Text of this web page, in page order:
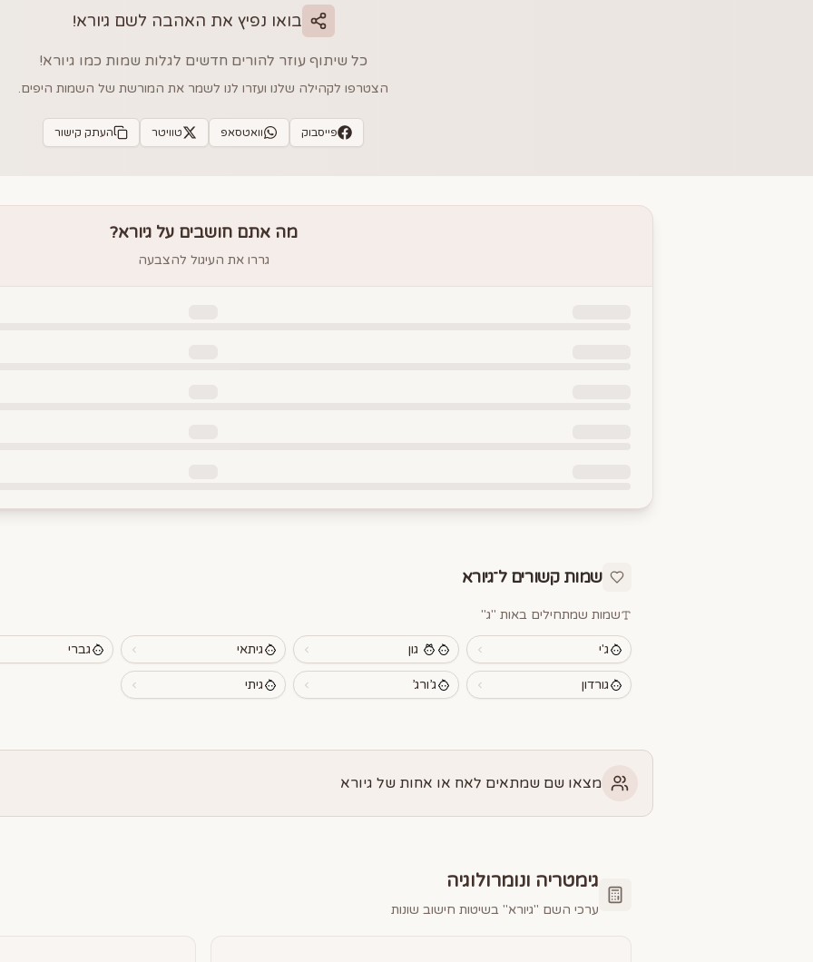
בואו נפיץ את האהבה לשם גיורא!
כל שיתוף עוזר להורים חדשים לגלות שמות כמו גיורא!
הצטרפו לקהילה שלנו ועזרו לנו לשמר את המורשת של השמות היפים.
פייסבוק וואטסאפ טוויטר העתק קישור
מה אתם חושבים עלגיורא?
גררו את העיגול להצבעה
שמות קשורים ל־גיורא
שמות שמתחילים באות "ג"
ג'י גון גיתאי גברי
גורדון ג’ורג’ גיתי
מצאו שם שמתאים לאח או אחות של גיורא
גימטריה ונומרולוגיה
ערכי השם "גיורא" בשיטות חישוב שונות